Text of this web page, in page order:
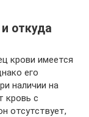
откуда
крови имеется
его
наличии на
кровь с
отсутствует,